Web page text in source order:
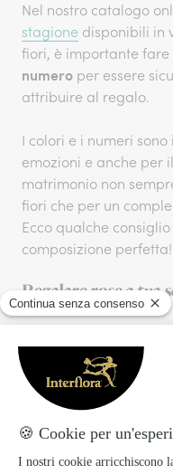
Nel nostro catalogo
stagione disponibili in
fiori, è importante fare
numero per essere
attribuire al regalo.
I colori e i numeri
emozioni e anche per
matrimonio non
fiori che per un
Ecco qualche
composizione perfetta!
Regalare rose a tua
ricevono rose per un
esempio o
persona che si ama.
sono perfette anche
famiglia.